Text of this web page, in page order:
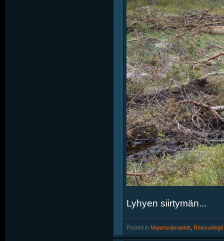
Lyhyen siirtymän...
Posted in Maasturiprojektit Reissublogit